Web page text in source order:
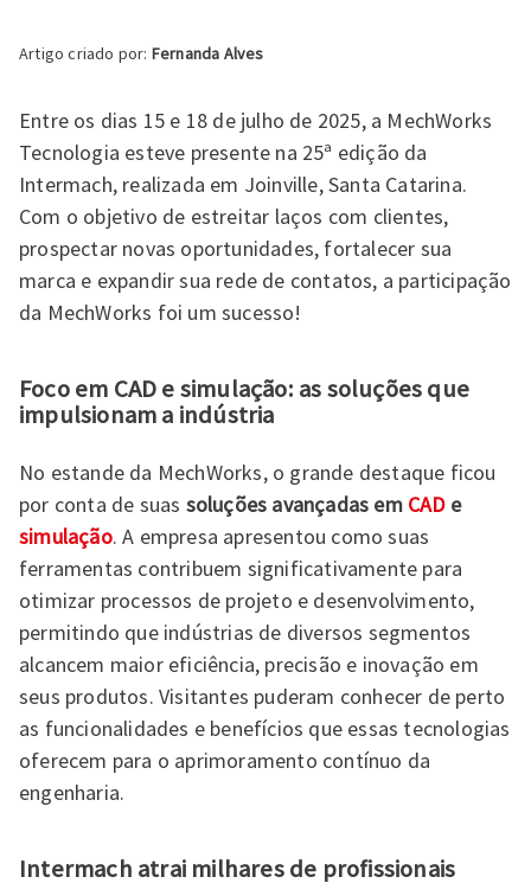
Artigo criado por: Fernanda Alves
Entre os dias 15 e 18 de julho de 2025, a MechWorks
Tecnologia esteve presente na 25ª edição da
Intermach, realizada em Joinville, Santa Catarina.
Com o objetivo de estreitar laços com clientes,
prospectar novas oportunidades, fortalecer sua
marca e expandir sua rede de contatos, a participação
da MechWorks foi um sucesso!
Foco em CAD e simulação: as soluções que
impulsionam a indústria
No estande da MechWorks, o grande destaque ficou
por conta de suas soluções avançadas em CAD e
simulação. A empresa apresentou como suas
ferramentas contribuem significativamente para
otimizar processos de projeto e desenvolvimento,
permitindo que indústrias de diversos segmentos
alcancem maior eficiência, precisão e inovação em
seus produtos. Visitantes puderam conhecer de perto
as funcionalidades e benefícios que essas tecnologias
oferecem para o aprimoramento contínuo da
engenharia.
Intermach atrai milhares de profissionais